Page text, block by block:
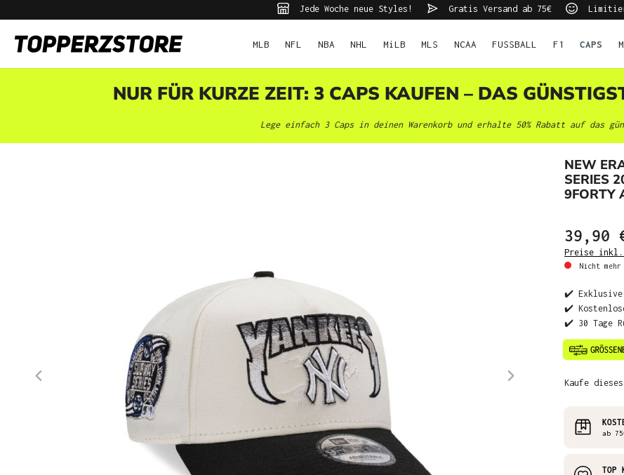
Jede Woche neue Styles! Gratis Versand ab 75€
MLB NFL NBA NHL MiLB MLS NCAA FUSSBALL F1 CAPS
NUR FÜR KURZE ZEIT: 3 CAPS KAUFEN – DAS
Lege einfach 3 Caps in deinen Warenkorb und erhalte 50% Rabatt auf das
NEW
SERIES
9FORTY
39,90
Preise inkl.
Nicht
✔️ Exklusive
✔️
✔️ 30 Tage
Kaufe
ab
TOP